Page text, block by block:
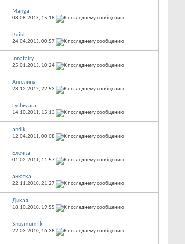
Manga
08.08.2013, 15:18
Baibi
24.04.2013, 00:57
Innafairy
25.01.2013, 10:24
Ангелина
28.12.2012, 22:53
Lychezara
14.10.2011, 15:13
an4ik
12.04.2011, 00:08
Ёлочка
01.02.2011, 11:57
анютка
22.11.2010, 21:27
Дикая
18.10.2010, 19:55
Snusmumrik
22.03.2010, 16:38